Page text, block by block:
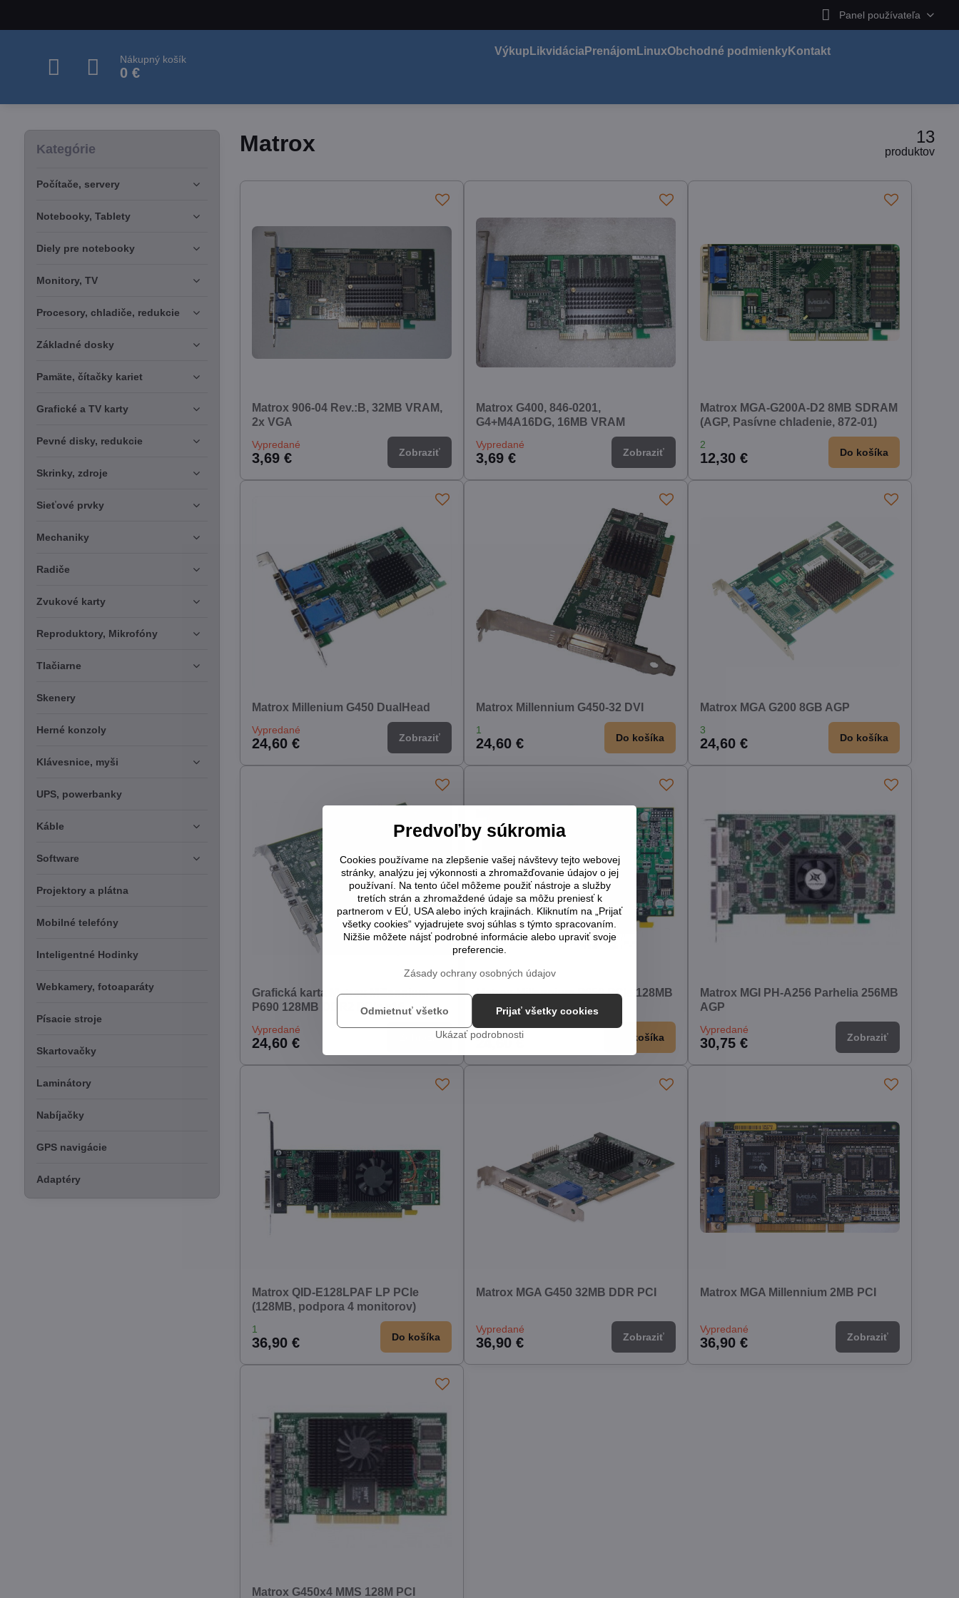
Panel používateľa
Nákupný košík
0 €
Výkup LikvidáciaPrenájom LinuxObchodné podmienkyKontakt
Matrox 13
produktov
Matrox 906-04 Rev.:B, 32MB VRAM,
2x VGA
Vypredané
3,69 € Zobraziť
Matrox G400, 846-0201,
G4+M4A16DG, 16MB VRAM
Vypredané
3,69 € Zobraziť
Matrox MGA-G200A-D2 8MB SDRAM
(AGP, Pasívne chladenie, 872-01)
2
12,30 € Do košíka
Matrox Millenium G450 DualHead
Vypredané
24,60 € Zobraziť
Matrox Millennium G450-32 DVI
1
24,60 € Do košíka
Matrox MGA G200 8GB AGP
3
24,60 € Do košíka
Grafická karta Matrox Millennium
P690 128MB DDR2 PCIe x16
Vypredané
24,60 € Zobraziť
Matrox Millennium P650 PCIe 128MB
DDR (Dual DVI, Silent)
2
24,60 € Do košíka
Matrox MGI PH-A256 Parhelia 256MB
AGP
Vypredané
30,75 € Zobraziť
Matrox QID-E128LPAF LP PCIe
(128MB, podpora 4 monitorov)
1
36,90 € Do košíka
Matrox MGA G450 32MB DDR PCI
Vypredané
36,90 € Zobraziť
Matrox MGA Millennium 2MB PCI
Vypredané
36,90 € Zobraziť
Matrox G450x4 MMS 128M PCI
Kategórie
Počítače, servery
Notebooky, Tablety
Diely pre notebooky
Monitory, TV
Procesory, chladiče, redukcie
Základné dosky
Pamäte, čítačky kariet
Grafické a TV karty
Pevné disky, redukcie
Skrinky, zdroje
Sieťové prvky
Mechaniky
Radiče
Zvukové karty
Reproduktory, Mikrofóny
Tlačiarne
Skenery
Herné konzoly
Klávesnice, myši
UPS, powerbanky
Káble
Software
Projektory a plátna
Mobilné telefóny
Inteligentné Hodinky
Webkamery, fotoaparáty
Písacie stroje
Skartovačky
Laminátory
Nabíjačky
GPS navigácie
Adaptéry
Predvoľby súkromia
Cookies používame na zlepšenie vašej návštevy tejto webovej
stránky, analýzu jej výkonnosti a zhromažďovanie údajov o jej
používaní. Na tento účel môžeme použiť nástroje a služby
tretích strán a zhromaždené údaje sa môžu preniesť k
partnerom v EÚ, USA alebo iných krajinách. Kliknutím na „Prijať
všetky cookies“ vyjadrujete svoj súhlas s týmto spracovaním.
Nižšie môžete nájsť podrobné informácie alebo upraviť svoje
preferencie.
Zásady ochrany osobných údajov
Ukázať podrobnosti
Prijať všetky cookies
Odmietnuť všetko